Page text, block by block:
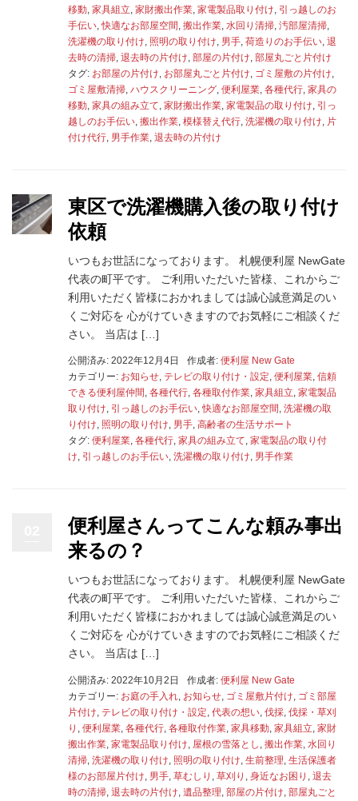
移動 家具組立 家財搬出作業 家電製品取り付け 引っ越しのお
手伝い ,快適なお部屋空間 搬出作業 水回り清掃 汚部屋清掃
洗濯機の取り付け 照明の取り付け 男手 荷造りのお手伝い 退
去時の清掃 退去時の片付け 部屋の片付け 部屋丸ごと片付け
タグ: お部屋の片付け お部屋丸ごと片付け ゴミ屋敷の片付け
ゴミ屋敷清掃 ハウスクリーニング 便利屋業 各種代行 家具の
移動 家具の組み立て 家財搬出作業 家電製品の取り付け 引っ
越しのお手伝い 搬出作業 模様替え代行 洗濯機の取り付け
片
付け代行 男手作業 退去時の片付け
東区で洗濯機購入後の取り付け
依頼
いつもお世話になっております。 札幌便利屋 NewGate
代表の町平です。 ご利用いただいた皆様、これからご
利用いただく皆様におかれましては誠心誠意満足のい
くご対応を 心がけていきますのでお気軽にご相談くだ
さい。 当店は […]
公開済み: 2022年12月4日 作成者: 便利屋 New Gate
カテゴリー: お知らせ, テレビの取り付け・設定, 便利屋業, 信頼
できる便利屋仲間 , 各種代行, 各種取付作業, 家具組立, 家電製品
取り付け, 引っ越しのお手伝い,快適なお部屋空間 , 洗濯機の取
り付け, 照明の取り付け, 男手, 高齢者の生活サポート
タグ: 便利屋業, 各種代行, 家具の組み立て, 家電製品の取り付
け, 引っ越しのお手伝い, 洗濯機の取り付け, 男手作業
便利屋さんってこんな頼み事出
来るの？
いつもお世話になっております。 札幌便利屋 NewGate
代表の町平です。 ご利用いただいた皆様、これからご
利用いただく皆様におかれましては誠心誠意満足のい
くご対応を 心がけていきますのでお気軽にご相談くだ
さい。 当店は […]
公開済み: 2022年10月2日 作成者: 便利屋 New Gate
カテゴリー: お庭の手入れ お知らせ ゴミ屋敷片付け ゴミ部屋
片付け テレビの取り付け・設定 代表の想い 伐採 伐採・草刈
り
便利屋業 各種代行 各種取付作業 家具移動 家具組立 家財
搬出作業 家電製品取り付け 屋根の雪落とし 搬出作業 水回り
清掃 洗濯機の取り付け 照明の取り付け 生前整理 生活保護者
様のお部屋片付け 男手 草むしり 草刈り 身近なお困り
退去
時の清掃 退去時の片付け 遺品整理 部屋の片付け 部屋丸ごと